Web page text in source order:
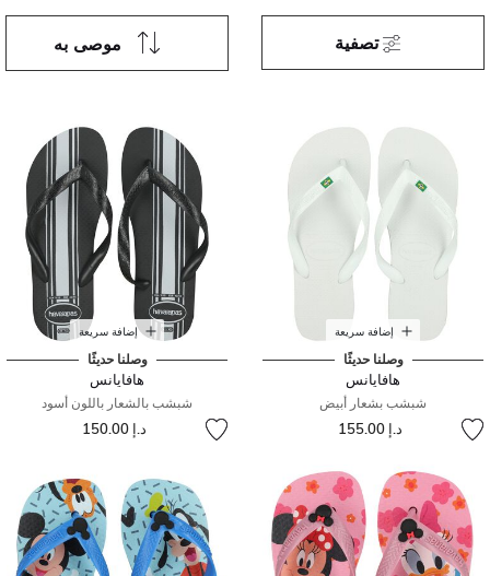
موصى به تصفية
إضافة سريعة
وصلنا حديثًا
هافايانس
شبشب بشعار أبيض
د.إ 155.00
إضافة سريعة
وصلنا حديثًا
هافايانس
شبشب بالشعار باللون أسود
د.إ 150.00